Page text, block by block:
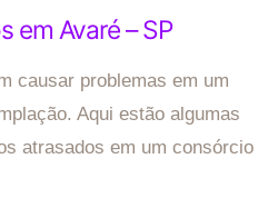
em Avaré – SP
causar problemas em um
Aqui estão algumas
atrasados em um consórcio